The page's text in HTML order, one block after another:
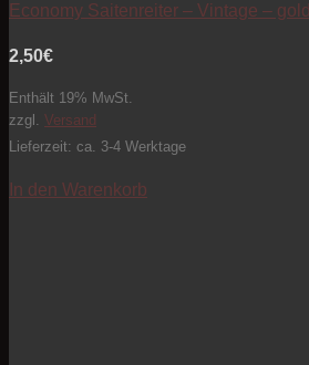
Economy Saitenreiter – Vintage – gold
2,50€
Enthält 19% MwSt.
zzgl. Versand
Lieferzeit: ca. 3-4 Werktage
In den Warenkorb